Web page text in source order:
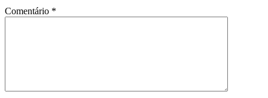
Comentário *